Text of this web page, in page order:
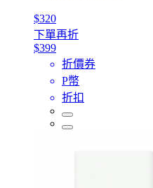
$320
下單再折
$399
折價券
P幣
折扣